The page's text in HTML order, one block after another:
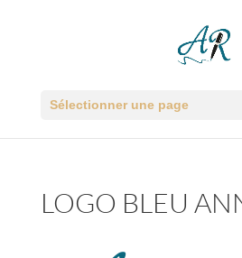
Sélectionner une page
LOGO BLEU